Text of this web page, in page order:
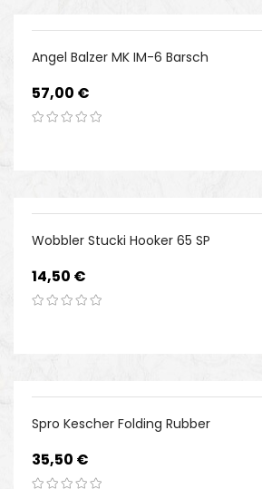
Angel Balzer MK IM-6 Barsch
Preis
57,00 €
Wobbler Stucki Hooker 65 SP
Preis
14,50 €
Spro Kescher Folding Rubber
Preis
35,50 €